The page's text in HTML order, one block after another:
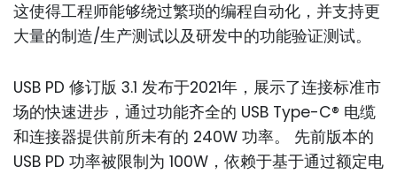
这使得工程师能够绕过繁琐的编程自动化，并支持更
大量的制造/生产测试以及研发中的功能验证测试。
USB PD 修订版 3.1 发布于2021年，展示了连接标准市
场的快速进步，通过功能齐全的 USB Type-C® 电缆
和连接器提供前所未有的 240W 功率。 先前版本的
USB PD 功率被限制为 100W，依赖于基于通过额定电